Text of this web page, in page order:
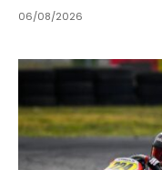
06/08/2026